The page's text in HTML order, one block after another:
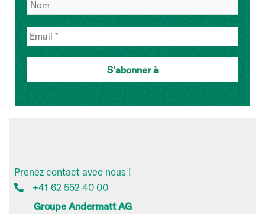
Prenez contact avec nous !
+41 62 552 40 00
Groupe Andermatt AG